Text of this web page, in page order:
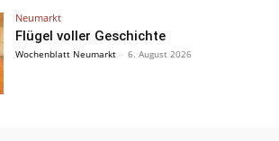
Neumarkt
Flügel voller Geschichte
Wochenblatt Neumarkt - 6. August 2026